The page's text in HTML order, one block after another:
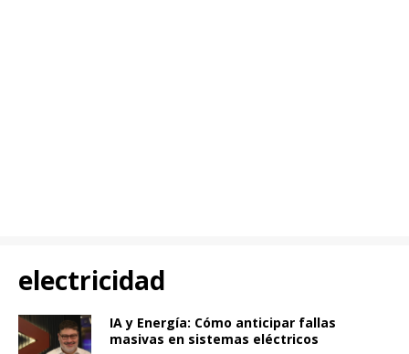
electricidad
IA y Energía: Cómo anticipar fallas
masivas en sistemas eléctricos